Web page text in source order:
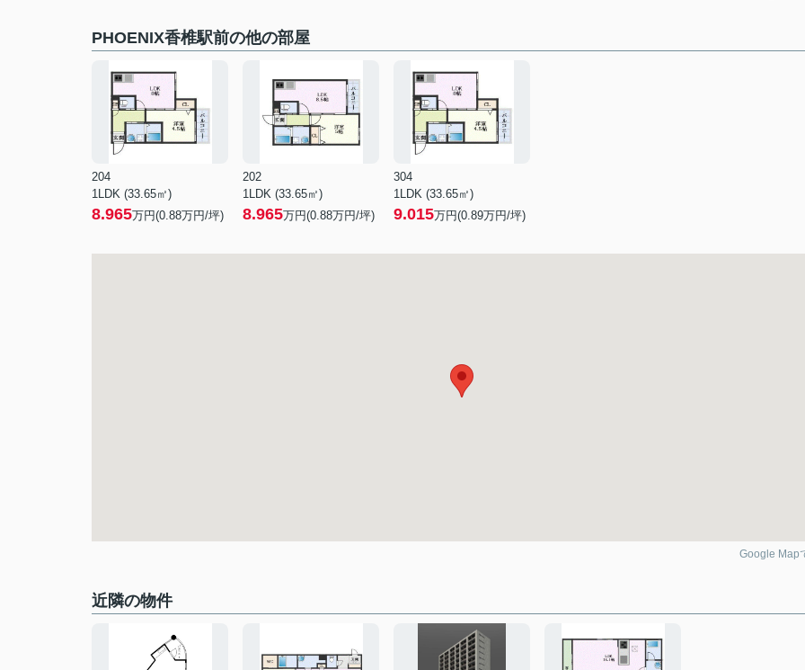
PHOENIX香椎駅前の他の部屋
204
1LDK (33.65㎡)
8.965万円(0.88万円/坪)
202
1LDK (33.65㎡)
8.965万円(0.88万円/坪)
304
1LDK (33.65㎡)
9.015万円(0.89万円/坪)
Google Map
近隣の物件